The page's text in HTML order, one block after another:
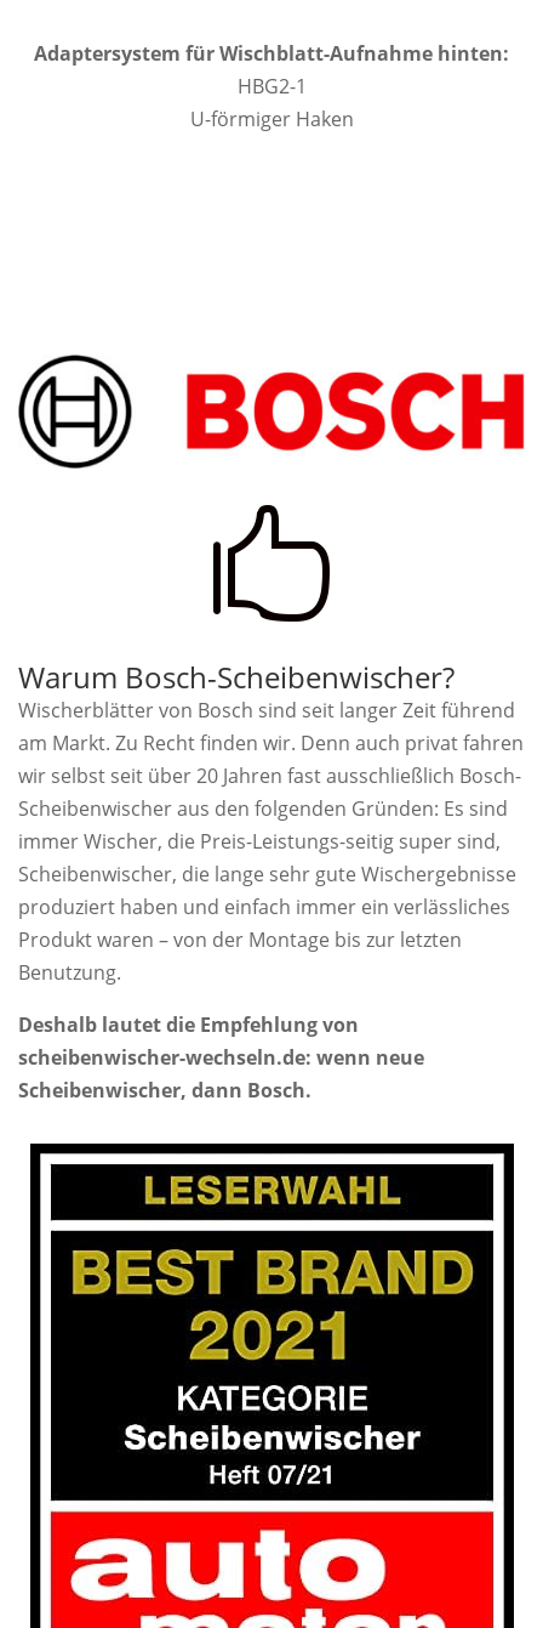
Adaptersystem für Wischblatt-Aufnahme hinten:
HBG2-1
U-förmiger Haken

Warum Bosch-Scheibenwischer?
Wischerblätter von Bosch sind seit langer Zeit führend
am Markt. Zu Recht finden wir. Denn auch privat fahren
wir selbst seit über 20 Jahren fast ausschließlich Bosch-
Scheibenwischer aus den folgenden Gründen: Es sind
immer Wischer, die Preis-Leistungs-seitig super sind,
Scheibenwischer, die lange sehr gute Wischergebnisse
produziert haben und einfach immer ein verlässliches
Produkt waren – von der Montage bis zur letzten
Benutzung.
Deshalb lautet die Empfehlung von
scheibenwischer-wechseln.de: wenn neue
Scheibenwischer, dann Bosch.